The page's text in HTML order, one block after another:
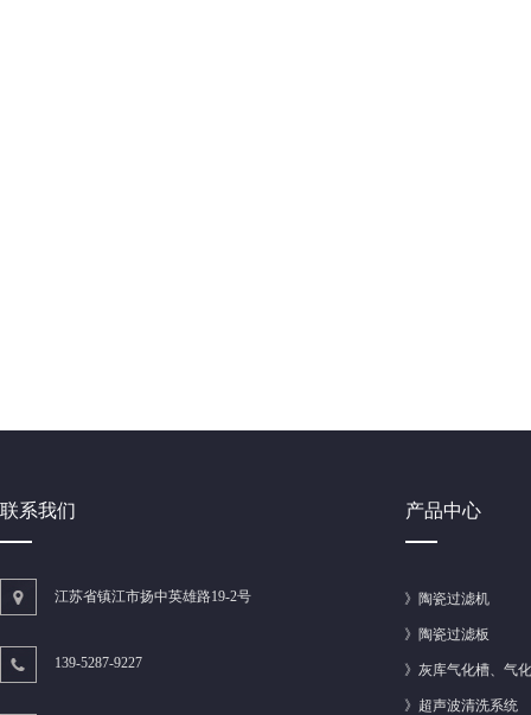
联系我们
江苏省镇江市扬中英雄路19-2号
139-5287-9227
产品中心
》 陶瓷过滤机
》 陶瓷过滤板
》 灰库气化槽、气
》 超声波清洗系统